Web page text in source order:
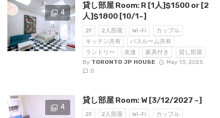
4
貸し部屋 Room: R [1人]$1500 or [2
人]$1800 [10/1~]
2F 2人部屋 Wi-Fi
カップル
キッチン共有
バスルーム共有
ランドリー
友達 家具付き
貸し部屋
By TORONTO JP HOUSE
May 13, 2025
0
4
貸し部屋 Room: W [3/12/2027 ~]
2F 2人部屋 Wi-Fi
カップル